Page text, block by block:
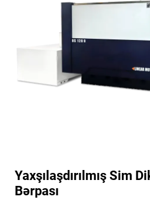
Yaxşılaşdırılmış Sim
Bərpası